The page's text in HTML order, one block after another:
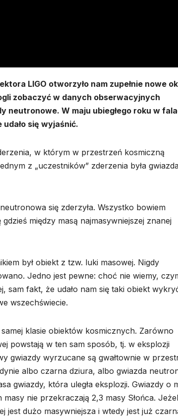
LIGO otworzyło nam zupełnie nowe
zobaczyć w danych obserwacyjnych
W maju ubiegłego roku w
się wyjaśnić.
w którym w przestrzeń kosmiczną
z „uczestników” zderzenia była
się zderzyła. Wszystko bowiem
między masą najmasywniejszej znanej
był obiekt z tzw. luki masowej. Nigdy
Jedno jest pewne: choć nie wiemy,
sam fakt, że udało nam się taki obiekt
wszechświecie.
klasie obiektów kosmicznych. Zarówno
powstają w ten sam sposób, tj. w eksplozji
gwiazdy wyrzucane są gwałtownie w
albo czarna dziura, albo gwiazda
gwiazdy, która uległa eksplozji. Gwiazdy o
nie przekraczają 2,3 masy Słońca.
jest dużo masywniejsza i wtedy jest już